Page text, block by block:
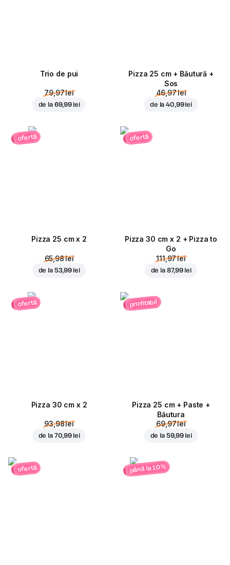
Trio de pui
79,97 lei
de la 69,99 lei
Pizza 25 cm + Băutură +
Sos
46,97 lei
de la40,99 lei
ofertă
Pizza 25 cm x 2
65,98 lei
de la 53,99 lei
ofertă
Pizza 30 cm x 2 + Pizza to
Go
111,97 lei
de la 87,99 lei
ofertă
Pizza 30 cm x 2
93,98 lei
de la 70,99 lei
profitabil
Pizza 25 cm + Paste +
Băutura
69,97 lei
de la 59,99 lei
ofertă până la 10%